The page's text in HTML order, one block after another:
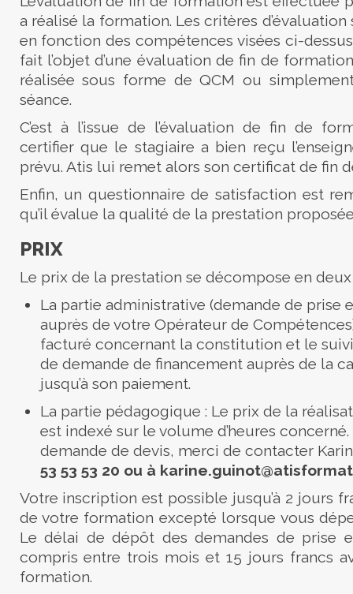
a réalisé la formation. Les critères
en fonction des compétences visées ci-
fait l’objet d’une évaluation de fin de
réalisée sous forme de QCM ou simplement
séance.
C’est à l’issue de l’évaluation de fin de
certifier que le stagiaire a bien reçu
prévu. Atis lui remet alors son certificat de fin
Enfin, un questionnaire de satisfaction est
qu’il évalue la qualité de la prestation
PRIX
Le prix de la prestation se décompose en deux
La partie administrative (demande de prise
auprès de votre Opérateur de
facturé concernant la constitution et le
de demande de financement auprès de la
jusqu’à son paiement.
La partie pédagogique : Le prix de la
est indexé sur le volume d’heures
demande de devis, merci de contacter
53 53 53 20 ou à karine.guinot
Votre inscription est possible jusqu’à 2 jours
de votre formation excepté lorsque vous
Le délai de dépôt des demandes de prise
compris entre trois mois et 15 jours francs
formation.